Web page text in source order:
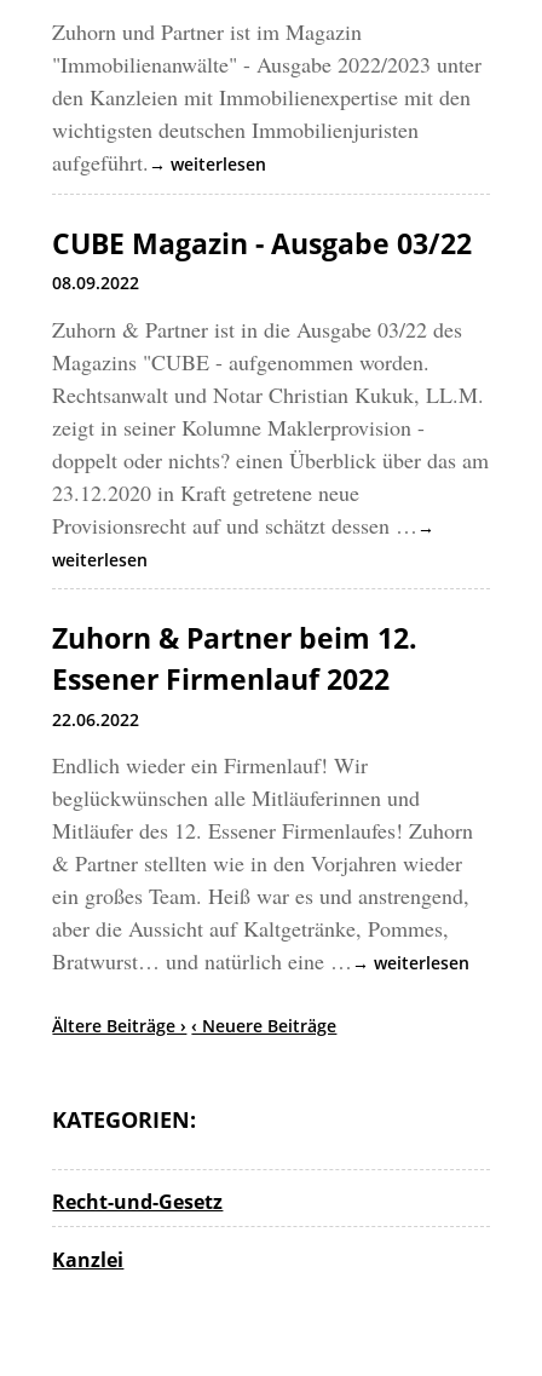
Zuhorn und Partner ist im Magazin
"Immobilienanwälte" - Ausgabe 2022/2023 unter
den Kanzleien mit Immobilienexpertise mit den
wichtigsten deutschen Immobilienjuristen
aufgeführt. → weiterlesen
CUBE Magazin - Ausgabe 03/22
08.09.2022
Zuhorn & Partner ist in die Ausgabe 03/22 des
Magazins "CUBE - aufgenommen worden.
Rechtsanwalt und Notar Christian Kukuk, LL.M.
zeigt in seiner Kolumne Maklerprovision -
doppelt oder nichts? einen Überblick über das am
23.12.2020 in Kraft getretene neue
Provisionsrecht auf und schätzt dessen … →
weiterlesen
Zuhorn & Partner beim 12.
Essener Firmenlauf 2022
22.06.2022
Endlich wieder ein Firmenlauf! Wir
beglückwünschen alle Mitläuferinnen und
Mitläufer des 12. Essener Firmenlaufes! Zuhorn
& Partner stellten wie in den Vorjahren wieder
ein großes Team. Heiß war es und anstrengend,
aber die Aussicht auf Kaltgetränke, Pommes,
Bratwurst… und natürlich eine … → weiterlesen
Ältere Beiträge › ‹ Neuere Beiträge
KATEGORIEN:
Recht-und-Gesetz
Kanzlei